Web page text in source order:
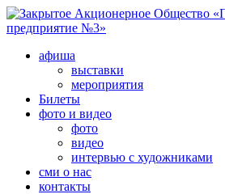
афиша
выставки
мероприятия
Билеты
фото и видео
фото
видео
интервью с художниками
сми о нас
контакты